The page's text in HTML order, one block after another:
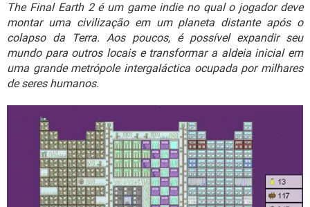
INSTAGRAM GMAIL
GUIA DE COMPRAS
The Final Earth 2 é um game indie no qual o jogador deve
montar uma civilização em um planeta distante após o
colapso da Terra. Aos poucos, é possível expandir seu
mundo para outros locais e transformar a aldeia inicial em
uma grande metrópole intergaláctica ocupada por milhares
de seres humanos.